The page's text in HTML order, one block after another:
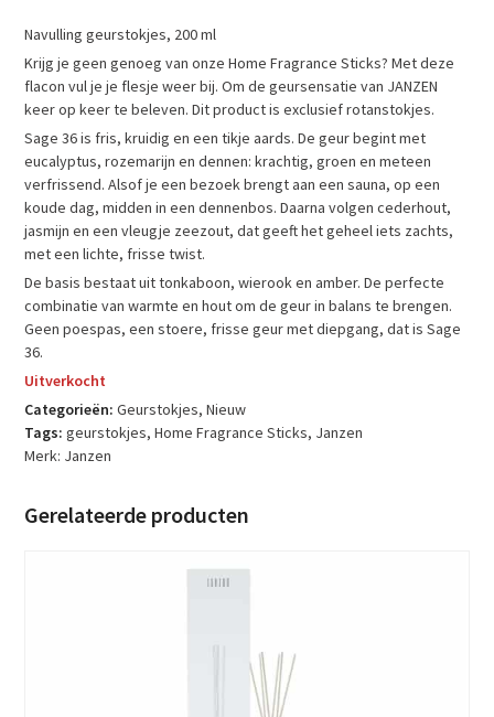
Navulling geurstokjes, 200 ml
Krijg je geen genoeg van onze Home Fragrance Sticks? Met deze
flacon vul je je flesje weer bij. Om de geursensatie van JANZEN
keer op keer te beleven. Dit product is exclusief rotanstokjes.
Sage 36 is fris, kruidig en een tikje aards. De geur begint met
eucalyptus, rozemarijn en dennen: krachtig, groen en meteen
verfrissend. Alsof je een bezoek brengt aan een sauna, op een
koude dag, midden in een dennenbos. Daarna volgen cederhout,
jasmijn en een vleugje zeezout, dat geeft het geheel iets zachts,
met een lichte, frisse twist.
De basis bestaat uit tonkaboon, wierook en amber. De perfecte
combinatie van warmte en hout om de geur in balans te brengen.
Geen poespas, een stoere, frisse geur met diepgang, dat is Sage
36.
Uitverkocht
Categorieën: Geurstokjes,Nieuw
Tags: geurstokjes,Home Fragrance Sticks, Janzen
Merk: Janzen
Gerelateerde producten